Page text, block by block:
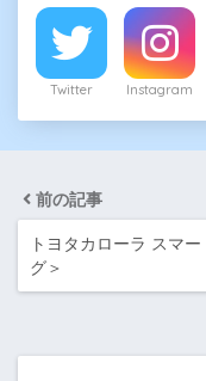
Twitter Instagram
前の記事
トヨタカローラ スマ
グ＞